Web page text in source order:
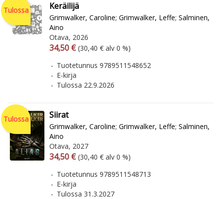
Tulossa Keräilijä
Grimwalker, Caroline; Grimwalker, Leffe; Salminen,
Aino
Otava, 2026
Arvonlisäverollinen hinta
34,50 € Arvonlisäveroton hinta
(30,40 € alv 0 %)
Tuotetunnus 9789511548652
E-kirja
Tulossa 22.9.2026
Tulossa Siirat
Grimwalker, Caroline; Grimwalker, Leffe; Salminen,
Aino
Otava, 2027
Arvonlisäverollinen hinta
34,50 € Arvonlisäveroton hinta
(30,40 € alv 0 %)
Tuotetunnus 9789511548713
E-kirja
Tulossa 31.3.2027